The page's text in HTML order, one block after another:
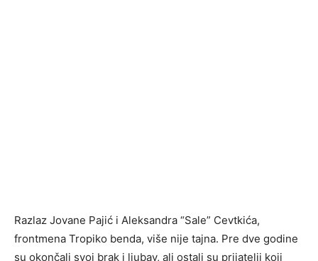
Razlaz Jovane Pajić i Aleksandra “Sale” Cevtkića,
frontmena Tropiko benda, više nije tajna. Pre dve godine
su okončali svoj brak i ljubav, ali ostali su prijatelji koji